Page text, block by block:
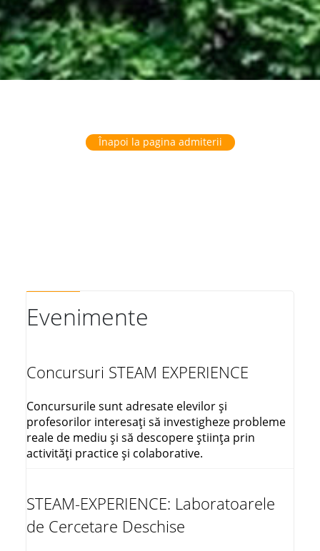
Înapoi la pagina admiterii
Evenimente
Concursuri STEAM EXPERIENCE
Concursurile sunt adresate elevilor și
profesorilor interesați să investigheze probleme
reale de mediu și să descopere știința prin
activități practice și colaborative.
STEAM-EXPERIENCE: Laboratoarele
de Cercetare Deschise